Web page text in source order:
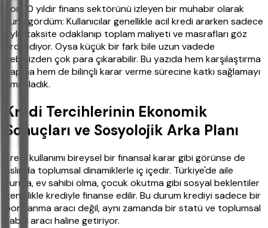
Son 10 yıldır finans sektörünü izleyen bir muhabir olarak
şunu gördüm: Kullanıcılar genellikle acil kredi ararken sadece
aylık taksite odaklanıp toplam maliyeti ve masrafları göz
ardı ediyor. Oysa küçük bir fark bile uzun vadede
cebinizden çok para çıkarabilir. Bu yazıda hem karşılaştırma
yapma hem de bilinçli karar verme sürecine katkı sağlamayı
amaçladık.
Kredi Tercihlerinin Ekonomik
Sonuçları ve Sosyolojik Arka Planı
Kredi kullanımı bireysel bir finansal karar gibi görünse de
aslında toplumsal dinamiklerle iç içedir. Türkiye'de aile
kurma, ev sahibi olma, çocuk okutma gibi sosyal beklentiler
genellikle krediyle finanse edilir. Bu durum krediyi sadece bir
borçlanma aracı değil, aynı zamanda bir statü ve toplumsal
kabul aracı haline getiriyor.